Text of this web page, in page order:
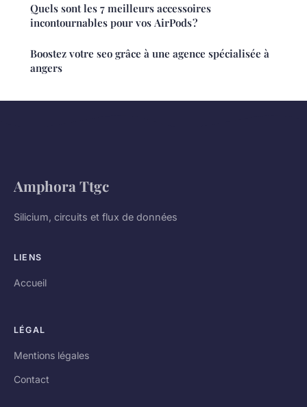
Quels sont les 7 meilleurs accessoires
incontournables pour vos AirPods ?
Boostez votre seo grâce à une agence spécialisée à
angers
Amphora Ttgc
Silicium, circuits et flux de données
LIENS
Accueil
LÉGAL
Mentions légales
Contact